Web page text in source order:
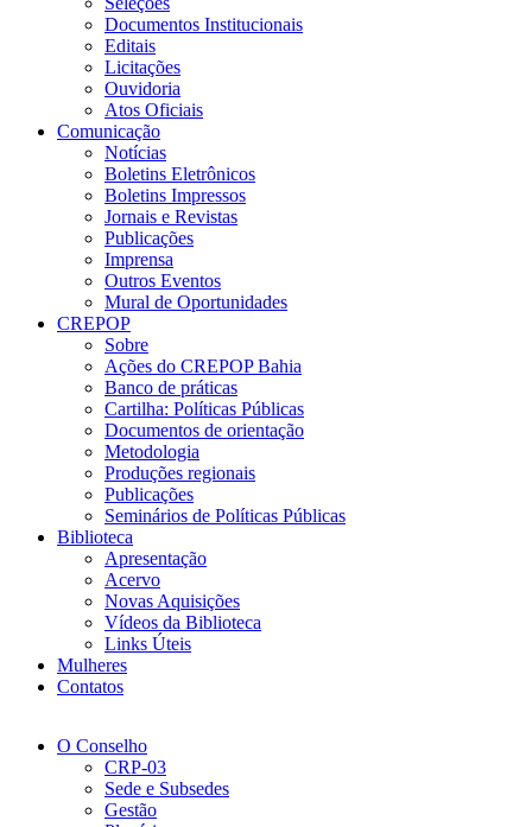
Documentos Institucionais
Editais
Licitações
Ouvidoria
Atos Oficiais
Comunicação
Notícias
Boletins Eletrônicos
Boletins Impressos
Jornais e Revistas
Publicações
Imprensa
Outros Eventos
Mural de Oportunidades
CREPOP
Sobre
Ações do CREPOP Bahia
Banco de práticas
Cartilha: Políticas Públicas
Documentos de orientação
Metodologia
Produções regionais
Publicações
Seminários de Políticas Públicas
Biblioteca
Apresentação
Acervo
Novas Aquisições
Vídeos da Biblioteca
Links Úteis
Mulheres
Contatos
O Conselho
CRP-03
Sede e Subsedes
Gestão